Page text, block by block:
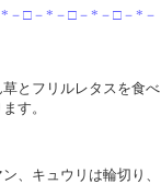
－□－*－□－*－□－*－
とフリルレタスを食べ
す。
、キュウリは輪切り、